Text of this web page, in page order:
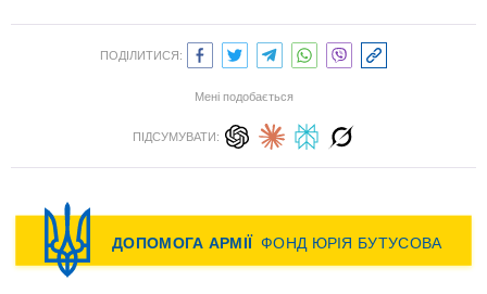
ПОДІЛИТИСЯ:
Мені подобається
ПІДСУМУВАТИ: